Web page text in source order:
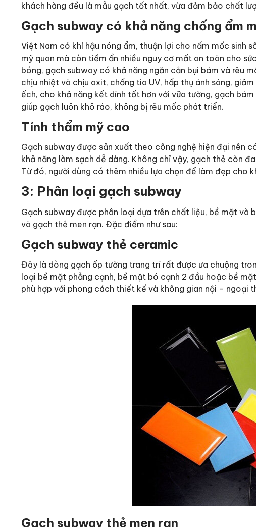
khách hàng đều là mẫu gạch tốt nhất, vừa đảm bảo chất
Gạch subway có khả năng chống ẩm
Việt Nam có khí hậu nóng ẩm, thuận lợi cho nấm mốc sinh
mỹ quan mà còn tiềm ẩn nhiều nguy cơ mất an toàn cho
bóng, gạch subway có khả năng ngăn cản bụi bám và rêu
chịu nhiệt và chịu axit, chống tia UV, hấp thụ ánh sáng,
ếch, cho khả năng kết dính tốt hơn với vữa tường, gạch
giúp gạch luôn khô ráo, không bị rêu mốc phát triển.
Tính thẩm mỹ cao
Gạch subway được sản xuất theo công nghệ hiện đại nên
khả năng làm sạch dễ dàng. Không chỉ vậy, gạch thẻ còn
Từ đó, người dùng có thêm nhiều lựa chọn để làm đẹp cho
3: Phân loại gạch subway
Gạch subway được phân loại dựa trên chất liệu, bề mặt
và gạch thẻ men rạn. Đặc điểm như sau:
Gạch subway thẻ ceramic
Đây là dòng gạch ốp tường trang trí rất được ưa chuộng
loại bề mặt phẳng cạnh, bề mặt bó cạnh 2 đầu hoặc bề
phù hợp với phong cách thiết kế và không gian nội – ngoại
Gạch subway thẻ men rạn